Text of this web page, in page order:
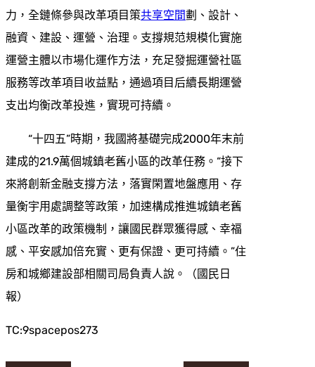
力，全鏈條參與改革項目策共享空間劃、設計、
融資、建設、運營、治理。支撐規范規模化實施
運營主體以市場化運作方法，充足發掘運營社區
服務等改革項目收益點，通過項目后續長期運營
支出均衡改革投進，實現可持續。
“十四五”時期，我國將基礎完成2000年末前
建成的21.9萬個城鎮老舊小區的改革任務。“接下
來將創新金融支撐方法，落實閑置地盤應用、存
量衡宇用處調整等政策，加速構成推進城鎮老舊
小區改革的政策機制，讓國民群眾獲得感、幸福
感、平安感加倍充實、更有保證、更可持續。”住
房和城鄉建設部相關司局負責人說。（國民日
報）
TC:9spacepos273